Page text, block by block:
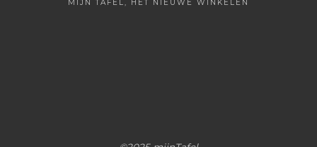
MIJN TAFEL, HET NIEUWE WINKELEN